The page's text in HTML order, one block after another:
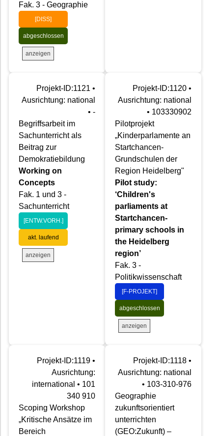
Fak. 3 - Geographie
[DISS]
abgeschlossen
anzeigen
Projekt-ID:1121 •
Ausrichtung: national
• -
Begriffsarbeit im
Sachunterricht als
Beitrag zur
Demokratiebildung
Working on
Concepts
Fak. 1 und 3 -
Sachunterricht
[ENTW.VORH.]
akt. laufend
anzeigen
Projekt-ID:1120 •
Ausrichtung: national
• 103330902
Pilotprojekt
„Kinderparlamente an
Startchancen-
Grundschulen der
Region Heidelberg"
Pilot study:
‘Children's
parliaments at
Startchancen-
primary schools in
the Heidelberg
region’
Fak. 3 -
Politikwissenschaft
[F-PROJEKT]
abgeschlossen
anzeigen
Projekt-ID:1119 •
Ausrichtung:
international • 101
340 910
Scoping Workshop
„Kritische Ansätze im
Bereich
Projekt-ID:1118 •
Ausrichtung: national
• 103-310-976
Geographie
zukunftsorientiert
unterrichten
(GEO:Zukunft) –